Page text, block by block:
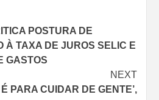
POSTURA DE
À TAXA DE JUROS SELIC E
GASTOS
NEXT
PARA CUIDAR DE GENTE’,